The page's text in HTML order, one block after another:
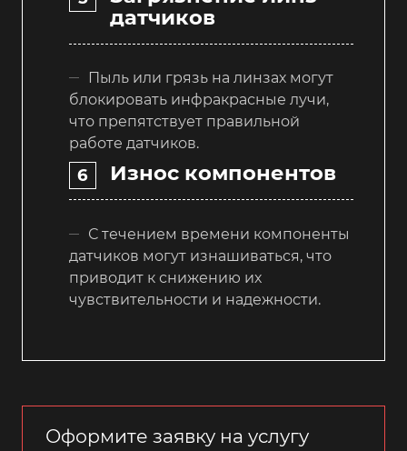
датчиков
Пыль или грязь на линзах могут
блокировать инфракрасные лучи,
что препятствует правильной
работе датчиков.
Износ компонентов
С течением времени компоненты
датчиков могут изнашиваться, что
приводит к снижению их
чувствительности и надежности.
Оформите заявку на услугу